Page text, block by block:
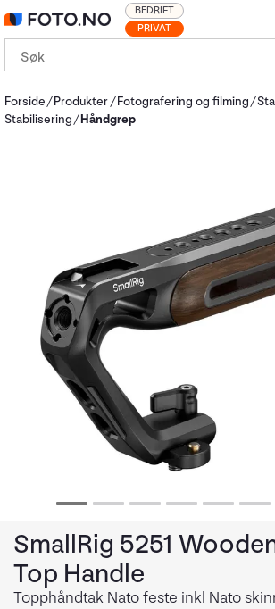
PRIVAT
BEDRIFT
Forside Produkter Fotografering og filming
Stabilisering
Håndgrep
SmallRig 5251
Top Handle
Topphåndtak Nato feste inkl Nato